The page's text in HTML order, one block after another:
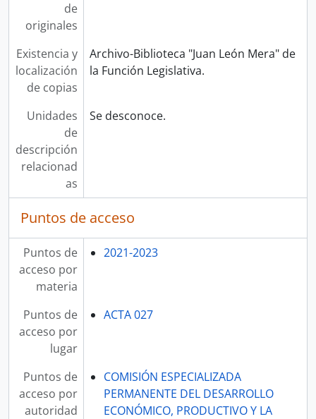
de
originales
Existencia y
localización
de copias
Archivo-Biblioteca "Juan León Mera" de
la Función Legislativa.
Unidades
de
descripción
relacionad
as
Se desconoce.
Puntos de acceso
Puntos de
acceso por
materia
2021-2023
Puntos de
acceso por
lugar
ACTA 027
Puntos de
acceso por
autoridad
COMISIÓN ESPECIALIZADA
PERMANENTE DEL DESARROLLO
ECONÓMICO, PRODUCTIVO Y LA